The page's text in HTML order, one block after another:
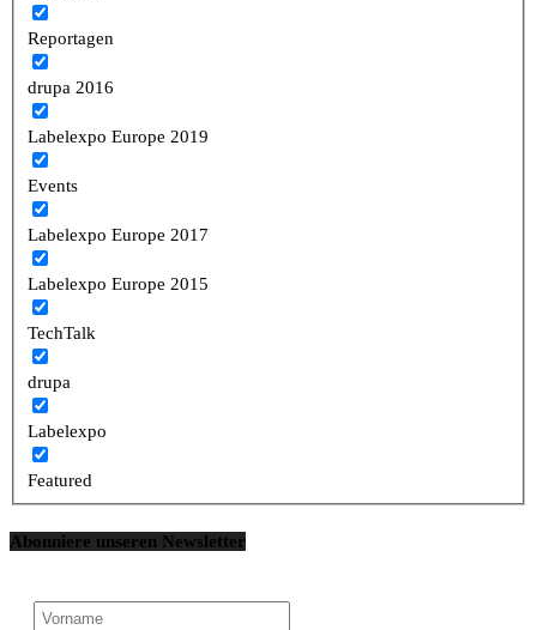
Reportagen
drupa 2016
Labelexpo Europe 2019
Events
Labelexpo Europe 2017
Labelexpo Europe 2015
TechTalk
drupa
Labelexpo
Featured
Abonniere unseren Newsletter